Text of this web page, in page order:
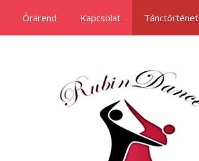
Órarend Kapcsolat Tánctörténet